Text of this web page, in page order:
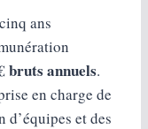
ans
bruts annuels.
en charge de
et des